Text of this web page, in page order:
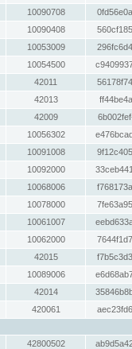
10090708
10090408
10053009
10054500
42011
42013
42009
10056302
10091008
10092000
10068006
10078000
10061007
10062000
42015
10089006
42014
420061
42800502